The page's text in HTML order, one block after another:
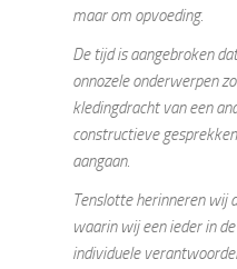
maar om opvoeding.
De tijd is aangebroken
onnozele onderwerpen
kledingdracht van een
constructieve
aangaan.
Tenslotte herinneren wij
waarin wij een ieder in
individuele